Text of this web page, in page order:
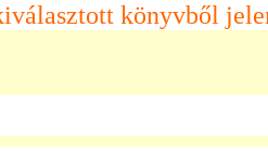
könyvből